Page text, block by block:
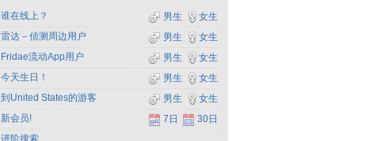
谁在线上？ 女生
男生
雷达－侦测周边用户
女生
男生
Fridae流动App用户
女生
男生
今天生日！
女生
男生
到United States的游客
女生
男生
新会员!
30日
7日
进阶搜索